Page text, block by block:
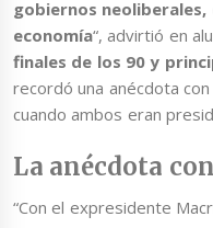
gobiernos
economía“, advirtió en
finales de los 90 y
recordó una anécdota
cuando ambos eran
La anécdota
“Con el expresidente